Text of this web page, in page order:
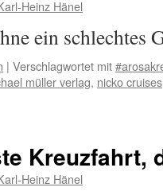
Heinz Hänel
ein schlechtes
| Verschlagwortet mit
müller verlag, nicko cruises
Kreuzfahrt,
Heinz Hänel